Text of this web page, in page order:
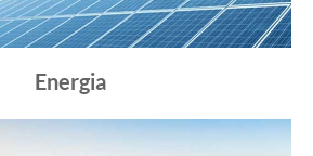
Energia